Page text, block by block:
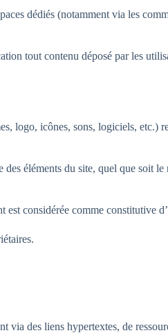
dédiés (notamment via les
tout contenu déposé par les
logo, icônes, sons, logiciels,
éléments du site, quel que soit
considérée comme constitutive
des liens hypertextes, de